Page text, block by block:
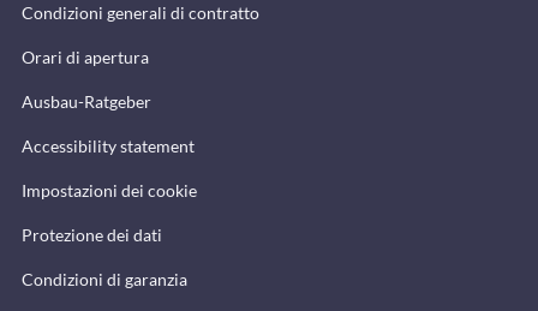
Condizioni generali di contratto
Orari di apertura
Ausbau-Ratgeber
Accessibility statement
Impostazioni dei cookie
Protezione dei dati
Condizioni di garanzia